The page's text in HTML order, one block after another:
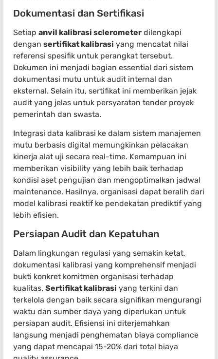
Dokumentasi dan Sertifikasi
Setiap anvil kalibrasi sclerometer dilengkapi
dengan sertifikat kalibrasi yang mencatat nilai
referensi spesifik untuk perangkat tersebut.
Dokumen ini menjadi bagian essential dari sistem
dokumentasi mutu untuk audit internal dan
eksternal. Selain itu, sertifikat ini memberikan jejak
audit yang jelas untuk persyaratan tender proyek
pemerintah dan swasta.
Integrasi data kalibrasi ke dalam sistem manajemen
mutu berbasis digital memungkinkan pelacakan
kinerja alat uji secara real-time. Kemampuan ini
memberikan visibility yang lebih baik terhadap
kondisi aset pengujian dan mengoptimalkan jadwal
maintenance. Hasilnya, organisasi dapat beralih dari
model kalibrasi reaktif ke pendekatan prediktif yang
lebih efisien.
Persiapan Audit dan Kepatuhan
Dalam lingkungan regulasi yang semakin ketat,
dokumentasi kalibrasi yang komprehensif menjadi
bukti konkret komitmen organisasi terhadap
kualitas. Sertifikat kalibrasi yang terkini dan
terkelola dengan baik secara signifikan mengurangi
waktu dan sumber daya yang diperlukan untuk
persiapan audit. Efisiensi ini diterjemahkan
langsung menjadi penghematan biaya compliance
yang dapat mencapai 15-20% dari total biaya